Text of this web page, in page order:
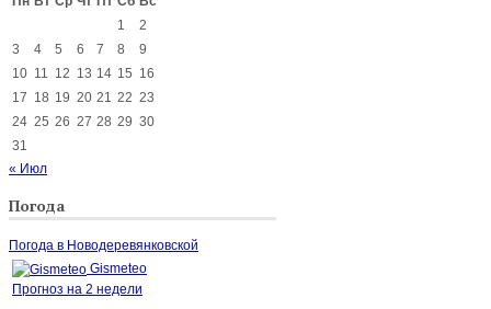
1
2
3
4 5 6 7 8
9
10 11 12 13 14 15 16
17 18 19 20 21 22 23
24 25 26 27 28 29 30
31
« Июл
Погода
Погода в Новодеревянковской
Gismeteo
Прогноз на 2 недели